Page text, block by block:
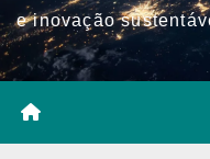
e inovação